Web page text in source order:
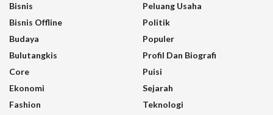
Bisnis
Bisnis Offline
Budaya
Bulutangkis
Core
Ekonomi
Fashion
Peluang Usaha
Politik
Populer
Profil Dan Biografi
Puisi
Sejarah
Teknologi